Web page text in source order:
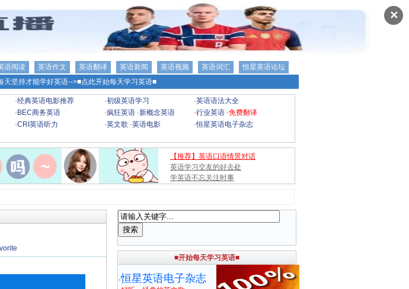
✕
语阅读 英语作文 英语翻译 英语新闻 英语视频 英语词汇
恒星英语论坛
天坚持才能学好英语-->■点此开始每天学习英语■
·经典英语电影推荐 ·初级英语学习 ·英语语法大全
· BEC商务英语 ·疯狂英语 ·新概念英语 ·行业英语 ·免费翻译
·CRI英语听力 ·英文歌 ·英语电影 ·恒星英语电子杂志
【推荐】英语口语情景对话
英语学习交友的好去处
学英语不忘关注时事
■开始每天学习英语■
·恒星英语电子杂志